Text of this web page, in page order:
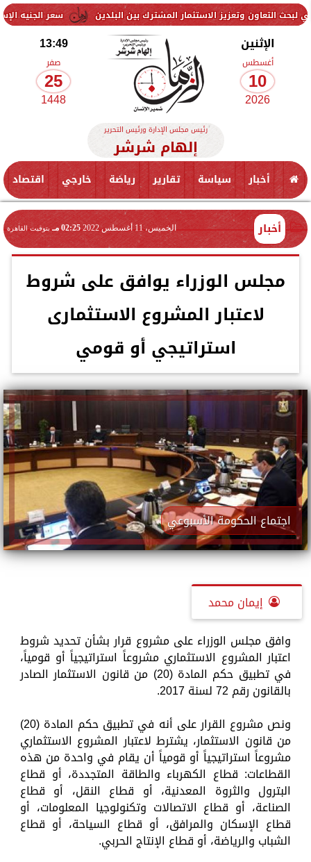
سعر الجنيه الإسترليني اليوم الإثنين 10 أغسطس 2026 أمام الجنيه وتعزيز الاستثمار المشترك بين البلدين
الإثنين
أغسطس
10
2026
13:49
صفر
25
1448
رئيس مجلس الإدارة ورئيس التحرير
إلهام شرشر
أخبار سياسة تقارير رياضة خارجي اقتصاد
أخبار الخميس، 11 أغسطس 2022 02:25 مـ بتوقيت القاهرة
مجلس الوزراء يوافق على شروط
لاعتبار المشروع الاستثمارى
استراتيجي أو قومي
اجتماع الحكومة الأسبوعي
إيمان محمد
وافق مجلس الوزراء على مشروع قرار بشأن تحديد شروط
اعتبار المشروع الاستثماري مشروعاً استراتيجياً أو قومياً،
في تطبيق حكم المادة (20) من قانون الاستثمار الصادر
بالقانون رقم 72 لسنة 2017.
ونص مشروع القرار على أنه في تطبيق حكم المادة (20)
من قانون الاستثمار، يشترط لاعتبار المشروع الاستثماري
مشروعاً استراتيجياً أو قومياً أن يقام في واحدة من هذه
القطاعات: قطاع الكهرباء والطاقة المتجددة، أو قطاع
البترول والثروة المعدنية، أو قطاع النقل، أو قطاع
الصناعة، أو قطاع الاتصالات وتكنولوجيا المعلومات، أو
قطاع الإسكان والمرافق، أو قطاع السياحة، أو قطاع
الشباب والرياضة، أو قطاع الإنتاج الحربي.